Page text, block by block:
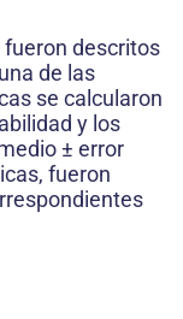
descritos
de las
se calcularon
y los
± error
fueron